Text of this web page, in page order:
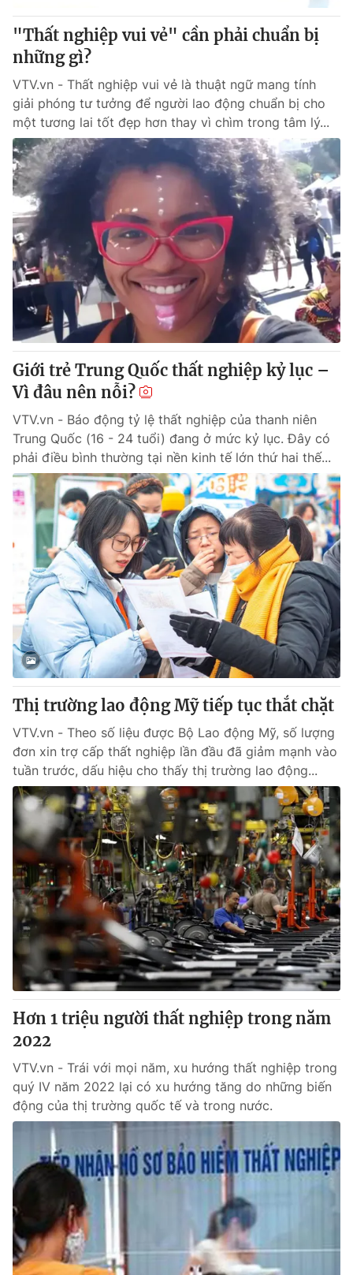
"Thất nghiệp vui vẻ" cần phải chuẩn bị
những gì?
VTV.vn - Thất nghiệp vui vẻ là thuật ngữ mang tính
giải phóng tư tưởng để người lao động chuẩn bị cho
một tương lai tốt đẹp hơn thay vì chìm trong tâm lý...
Giới trẻ Trung Quốc thất nghiệp kỷ lục –
Vì đâu nên nỗi?
VTV.vn - Báo động tỷ lệ thất nghiệp của thanh niên
Trung Quốc (16 - 24 tuổi) đang ở mức kỷ lục. Đây có
phải điều bình thường tại nền kinh tế lớn thứ hai thế...
Thị trường lao động Mỹ tiếp tục thắt chặt
VTV.vn - Theo số liệu được Bộ Lao động Mỹ, số lượng
đơn xin trợ cấp thất nghiệp lần đầu đã giảm mạnh vào
tuần trước, dấu hiệu cho thấy thị trường lao động...
Hơn 1 triệu người thất nghiệp trong năm
2022
VTV.vn - Trái với mọi năm, xu hướng thất nghiệp trong
quý IV năm 2022 lại có xu hướng tăng do những biến
động của thị trường quốc tế và trong nước.